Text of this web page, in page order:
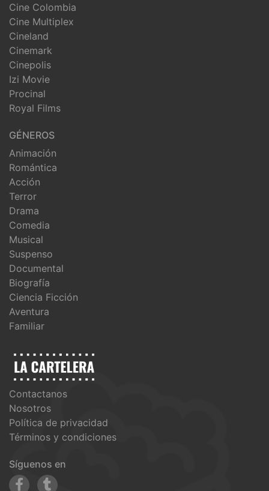
Cine Colombia
Cine Multiplex
Cineland
Cinemark
Cinepolis
Izi Movie
Procinal
Royal Films
GÉNEROS
Animación
Romántica
Acción
Terror
Drama
Comedia
Musical
Suspenso
Documental
Biografía
Ciencia Ficción
Aventura
Familiar
Contactanos
Nosotros
Política de privacidad
Términos y condiciones
Síguenos en